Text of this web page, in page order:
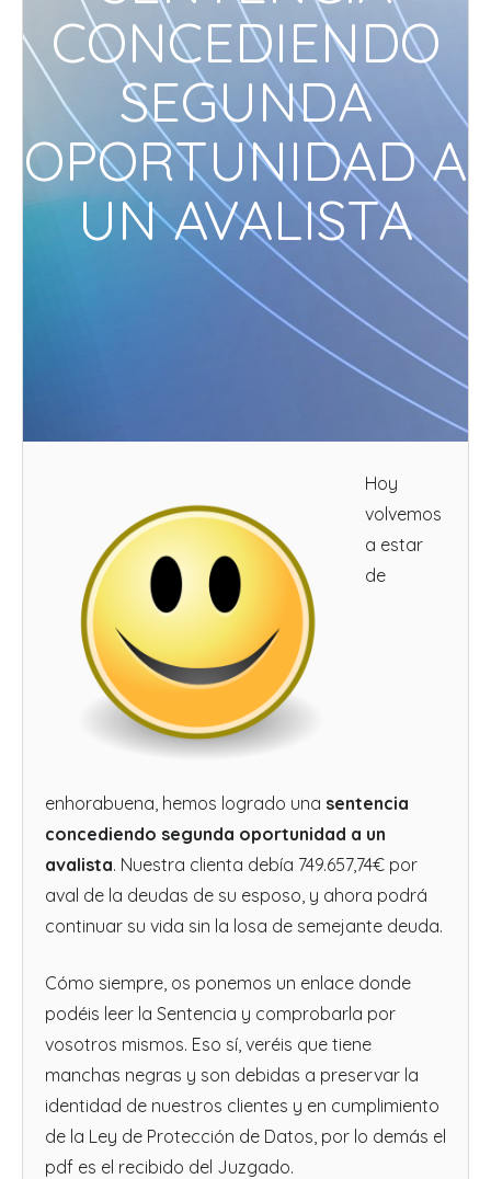
CONCEDIENDO
SEGUNDA
OPORTUNIDAD A
UN AVALISTA
Hoy
volvemos
a estar
de
enhorabuena, hemos logrado una sentencia
concediendo segunda oportunidad a un
avalista. Nuestra clienta debía 749.657,74€ por
aval de la deudas de su esposo, y ahora podrá
continuar su vida sin la losa de semejante deuda.
Cómo siempre, os ponemos un enlace donde
podéis leer la Sentencia y comprobarla por
vosotros mismos. Eso sí, veréis que tiene
manchas negras y son debidas a preservar la
identidad de nuestros clientes y en cumplimiento
de la Ley de Protección de Datos, por lo demás el
pdf es el recibido del Juzgado.